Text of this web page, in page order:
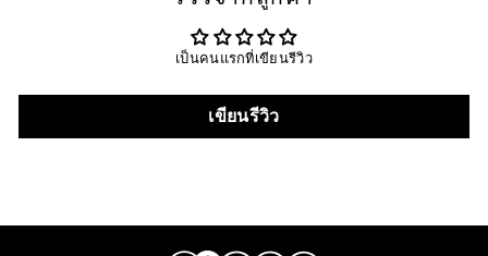
เป็นคนแรกที่เขียนรีวิว
เขียนรีวิว